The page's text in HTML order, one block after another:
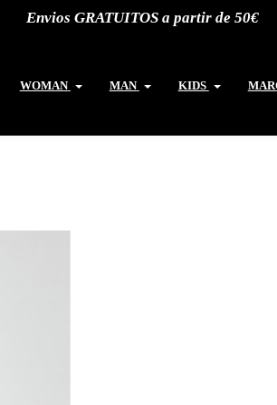
Envios GRATUITOS a partir de 50€
WOMAN MAN KIDS